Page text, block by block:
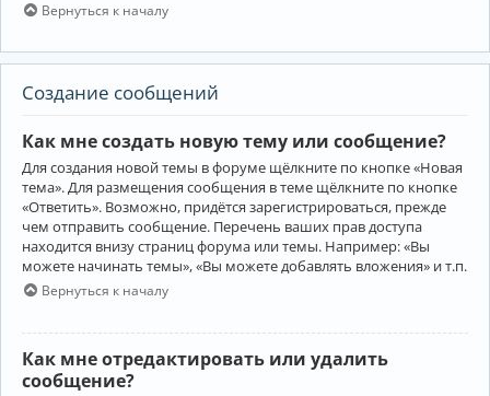
Вернуться к началу
Создание сообщений
Как мне создать новую тему или сообщение?
Для создания новой темы в форуме щёлкните по кнопке «Новая
тема». Для размещения сообщения в теме щёлкните по кнопке
«Ответить». Возможно, придётся зарегистрироваться, прежде
чем отправить сообщение. Перечень ваших прав доступа
находится внизу страниц форума или темы. Например: «Вы
можете начинать темы», «Вы можете добавлять вложения» и т.п.
Вернуться к началу
Как мне отредактировать или удалить
сообщение?